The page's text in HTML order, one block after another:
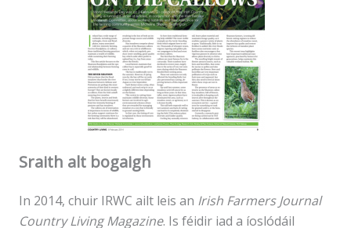
Sraith alt bogaigh
In 2014, chuir IRWC ailt leis an Irish Farmers Journal
Country Living Magazine. Is féidir iad a íoslódáil